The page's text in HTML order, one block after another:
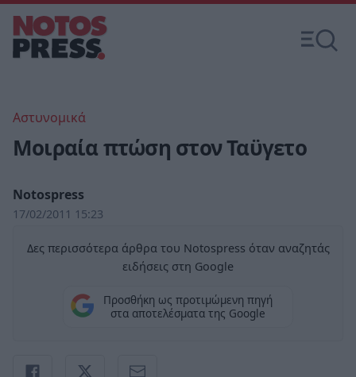
Αστυνομικά
Μοιραία πτώση στον Ταϋγετο
Notospress
17/02/2011 15:23
Δες περισσότερα άρθρα του Notospress όταν αναζητάς
ειδήσεις στη Google
Προσθήκη ως προτιμώμενη πηγή
στα αποτελέσματα της Google